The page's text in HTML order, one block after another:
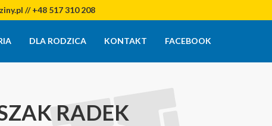
// +48 517 310 208
DLA RODZICA KONTAKT FACEBOOK
RADEK